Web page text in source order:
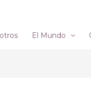
El Mundo